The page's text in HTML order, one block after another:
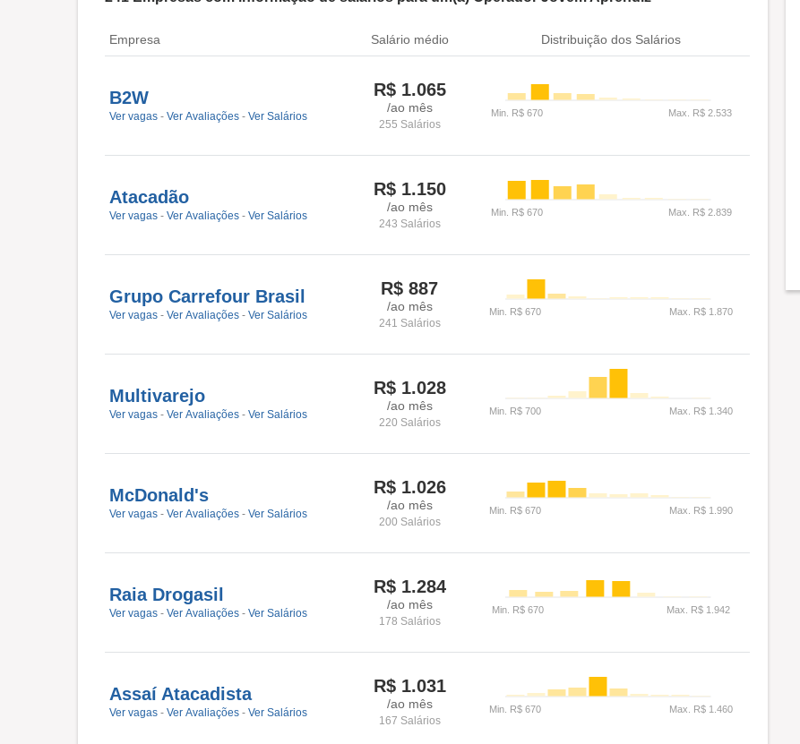
Empresa Salário médio Distribuição dos Salários
B2W
Ver vagas - Ver Avaliações - Ver Salários
R$ 1.065
/ao mês
255 Salários
Atacadão
Ver vagas - Ver Avaliações - Ver Salários
R$ 1.150
/ao mês
243 Salários
Grupo Carrefour Brasil
Ver vagas - Ver Avaliações - Ver Salários
R$ 887
/ao mês
241 Salários
Multivarejo
Ver vagas - Ver Avaliações - Ver Salários
R$ 1.028
/ao mês
220 Salários
McDonald's
Ver vagas - Ver Avaliações - Ver Salários
R$ 1.026
/ao mês
200 Salários
Raia Drogasil
Ver vagas - Ver Avaliações - Ver Salários
R$ 1.284
/ao mês
178 Salários
Assaí Atacadista
Ver vagas - Ver Avaliações - Ver Salários
R$ 1.031
/ao mês
167 Salários